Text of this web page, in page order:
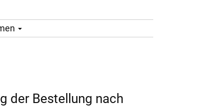
der Bestellung nach